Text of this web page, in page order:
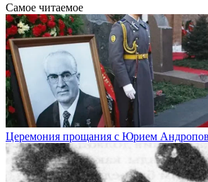
Самое читаемое
Церемония прощания с Юрием